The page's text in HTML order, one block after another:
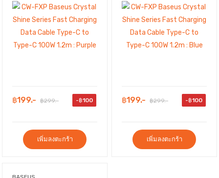
Type-C to Type-C 100W
1.2m : Purple
฿199.- ฿299.- -฿100
เพิ่มลงตะกร้า
Type-C to Type-C 100W
1.2m : Blue
฿199.- ฿299.- -฿100
เพิ่มลงตะกร้า